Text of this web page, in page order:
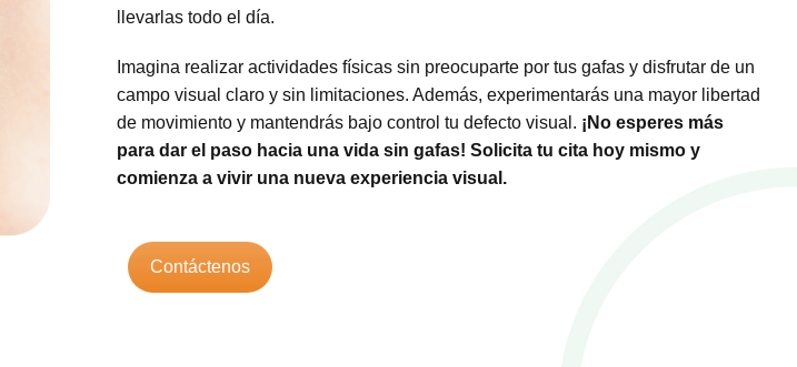
llevarlas todo el día.
Imagina realizar actividades físicas sin preocuparte por tus gafas y disfrutar de un
campo visual claro y sin limitaciones. Además, experimentarás una mayor libertad
de movimiento y mantendrás bajo control tu defecto visual. ¡No esperes más
para dar el paso hacia una vida sin gafas! Solicita tu cita hoy mismo y
comienza a vivir una nueva experiencia visual.
Contáctenos